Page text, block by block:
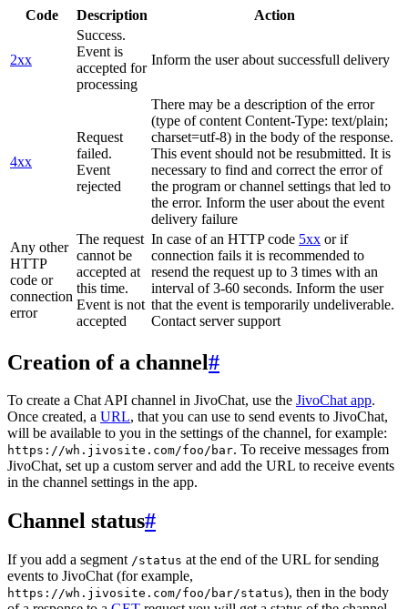
Code Description Action
2xx
Success.
Event is
accepted for
processing
Inform the user about successfull delivery
4xx
Request
failed.
Event
rejected
There may be a description of the error
(type of content Content-Type: text/plain;
charset=utf-8) in the body of the response.
This event should not be resubmitted. It is
necessary to find and correct the error of
the program or channel settings that led to
the error. Inform the user about the event
delivery failure
Any other
HTTP
code or
connection
error
The request
cannot be
accepted at
this time.
Event is not
accepted
In case of an HTTP code 5xx or if
connection fails it is recommended to
resend the request up to 3 times with an
interval of 3-60 seconds. Inform the user
that the event is temporarily undeliverable.
Contact server support
Creation of a channel#
To create a Chat API channel in JivoChat, use the JivoChat app.
Once created, a URL, that you can use to send events to JivoChat,
will be available to you in the settings of the channel, for example:
https://wh.jivosite.com/foo/bar. To receive messages from
JivoChat, set up a custom server and add the URL to receive events
in the channel settings in the app.
Channel status#
If you add a segment /status at the end of the URL for sending
events to JivoChat (for example,
https://wh.jivosite.com/foo/bar/status), then in the body